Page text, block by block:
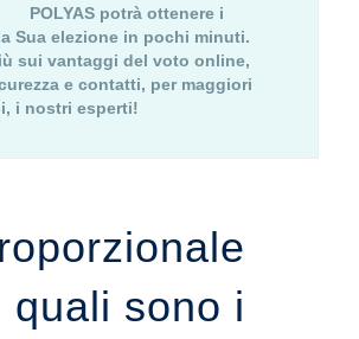
POLYAS potrà ottenere i
Sua elezione in pochi minuti.
sui vantaggi del voto online,
e contatti, per maggiori
i nostri esperti!
quali sono i